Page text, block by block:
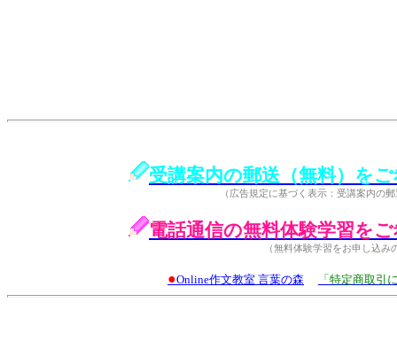
受講案内の郵送（無料）を
（広告規定に基づく表示：受講案内の
電話通信の無料体験学習を
（無料体験学習をお申し込
●Online作文教室 言葉の森 「特定商取引